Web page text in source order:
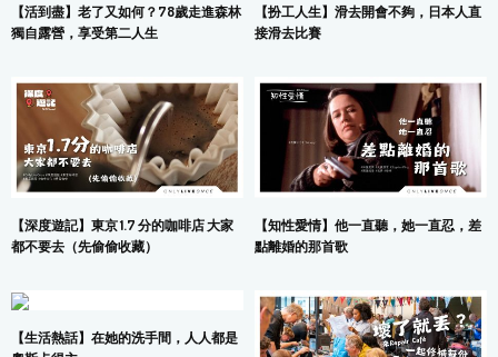
【活到盡】老了又如何？78歲走進森林
獨自露營，享受第二人生
【扮工人生】滑去開會不夠，日本人直
接滑去比賽
【深度遊記】東京 1.7 分的咖啡店 大家
都不要去（先偷偷收藏）
【知性愛情】他一直聽，她一直忍，差
點離婚的那首歌
【生活熱話】在她的洗手間，人人都是